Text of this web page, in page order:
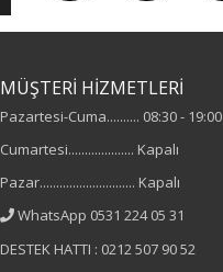
MÜŞTERİ HİZMETLERİ
Pazartesi-Cuma.......... 08:30 - 19:00
Cumartesi.................... Kapalı
Pazar............................. Kapalı
WhatsApp 0531 224 05 31
DESTEK HATTI : 0212 507 90 52